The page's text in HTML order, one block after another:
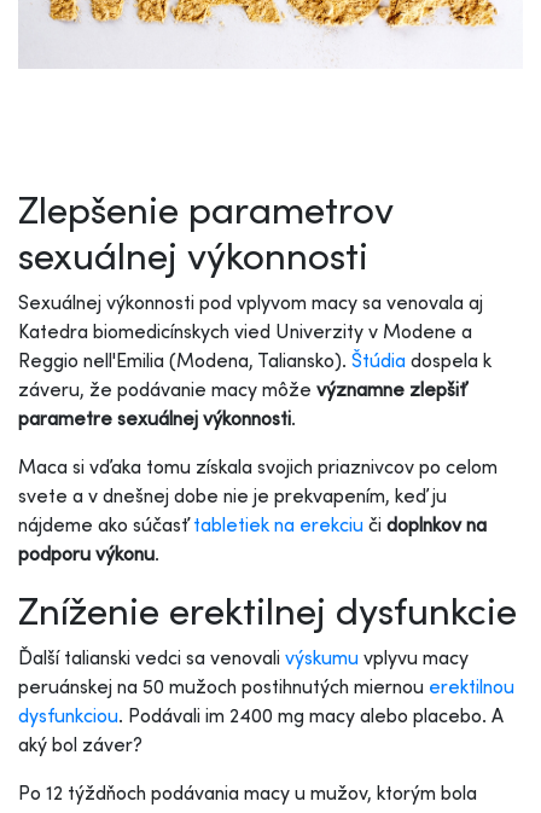
Zlepšenie parametrov
sexuálnej výkonnosti
Sexuálnej výkonnosti pod vplyvom macy sa venovala aj
Katedra biomedicínskych vied Univerzity v Modene a
Reggio nell'Emilia (Modena, Taliansko). Štúdia dospela k
záveru, že podávanie macy môže významne zlepšiť
parametre sexuálnej výkonnosti.
Maca si vďaka tomu získala svojich priaznivcov po celom
svete a v dnešnej dobe nie je prekvapením, keď ju
nájdeme ako súčasťtabletiek na erekciu či doplnkov na
podporu výkonu.
Zníženie erektilnej dysfunkcie
Ďalší talianski vedci sa venovali výskumu vplyvu macy
peruánskej na 50 mužoch postihnutých miernou erektilnou
dysfunkciou. Podávali im 2400 mg macy alebo placebo. A
aký bol záver?
Po 12 týždňoch podávania macy u mužov, ktorým bola